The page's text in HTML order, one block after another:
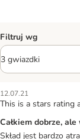
Filtruj wg
12.07.21
This is a stars rating
Całkiem dobrze, ale
Skład jest bardzo